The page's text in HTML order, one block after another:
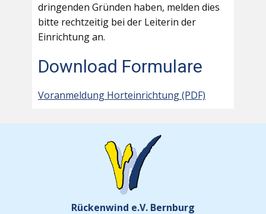
dringenden Gründen haben, melden dies
bitte rechtzeitig bei der Leiterin der
Einrichtung an.
Download Formulare
Voranmeldung Horteinrichtung (PDF)
Rückenwind e.V. Bernburg